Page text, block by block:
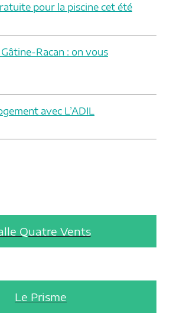
pour la piscine cet été
Racan : on vous
avec L’ADIL
Quatre Vents
Le Prisme